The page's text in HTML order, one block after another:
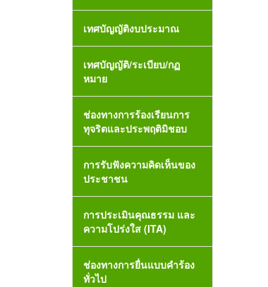
เทศบัญญัติงบประมาณ
เทศบัญญัติ/ระเบียบ/กฏ
หมาย
ช่องทางการร้องเรียนการ
ทุจริตและประพฤติมิชอบ
การรับฟังความคิดเห็นของ
ประชาชน
การประเมินคุณธรรม และ
ความโปร่งใส (ITA)
ช่องทางการยื่นแบบคำร้อง
ทั่วไป